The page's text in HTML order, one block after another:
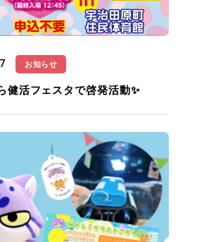
お知らせ
健活フェスタで啓発活動✨